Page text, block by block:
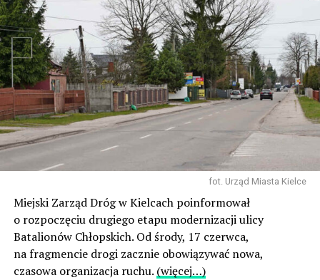
fot. Urząd Miasta Kielce
Miejski Zarząd Dróg w Kielcach poinformował
o rozpoczęciu drugiego etapu modernizacji ulicy
Batalionów Chłopskich. Od środy, 17 czerwca,
na fragmencie drogi zacznie obowiązywać nowa,
czasowa organizacja ruchu. (więcej…)